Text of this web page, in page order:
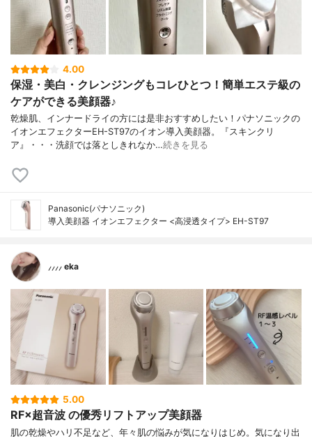
4.00
保湿・美白・クレンジングもコレひとつ！簡単エステ級の
ケアができる美顔器♪
乾燥肌、インナードライの方には是非おすすめしたい！パナソニックの
イオンエフェクターEH-ST97のイオン導入美顔器。『スキンクリ
ア』・・・洗顔では落としきれなか…続きを見る
Panasonic(パナソニック)
導入美顔器 イオンエフェクター <高浸透タイプ> EH-ST97
⸝⸝⸝⸝ eka
5.00
RF×超音波 の優秀リフトアップ美顔器
肌の乾燥やハリ不足など、年々肌の悩みが気になりはじめ。気になり出